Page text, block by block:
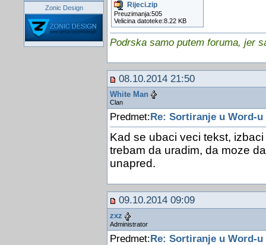
Zonic Design Rijeci.zip
Preuzimanja:505
Velicina datoteke:8.22 KB
Podrska samo putem foruma, jer
08.10.2014 21:50
White Man
Clan
Predmet: Re: Sortiranje u Word-u
Kad se ubaci veci tekst,
trebam da uradim, da moze
unapred.
09.10.2014 09:09
zxz
Administrator
Predmet:Re: Sortiranje u Word-u